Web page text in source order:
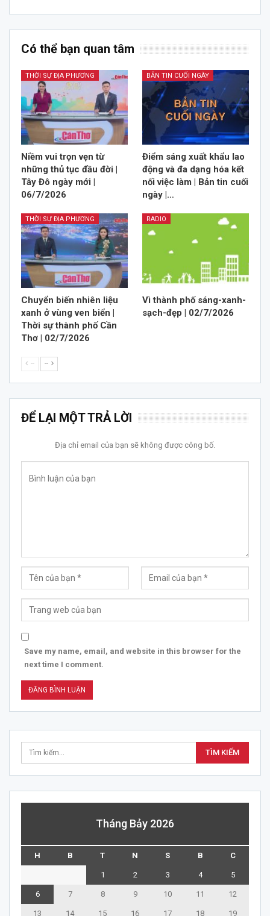
Có thể bạn quan tâm
THỜI SỰ ĐỊA PHƯƠNG
Niềm vui trọn vẹn từ
những thủ tục đầu đời |
Tây Đô ngày mới |
06/7/2026
BẢN TIN CUỐI NGÀY
Điểm sáng xuất khẩu lao
động và đa dạng hóa kết
nối việc làm | Bản tin cuối
ngày |…
THỜI SỰ ĐỊA PHƯƠNG
Chuyển biến nhiên liệu
xanh ở vùng ven biển |
Thời sự thành phố Cần
Thơ | 02/7/2026
RADIO
Vì thành phố sáng-xanh-
sạch-đẹp | 02/7/2026
-- --
ĐỂ LẠI MỘT TRẢ LỜI
Địa chỉ email của bạn sẽ không được công bố.
Save my name, email, and website in this browser for the
next time I comment.
Tháng Bảy 2026
H B T N S B C
1 2 3 4 5
6 7 8 9 10 11 12
13 14 15 16 17 18 19